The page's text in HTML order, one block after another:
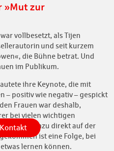
Kontakt
»Mut zur
vollbesetzt, als Tijen
und seit kurzem
die Bühne betrat. Und
im Publikum.
ihre Keynote, die mit
– positiv wie negativ – gespickt
Frauen war deshalb,
bei vielen wichtigen
hat sie dazu direkt auf der
ist eine Folge, bei
lernen können.